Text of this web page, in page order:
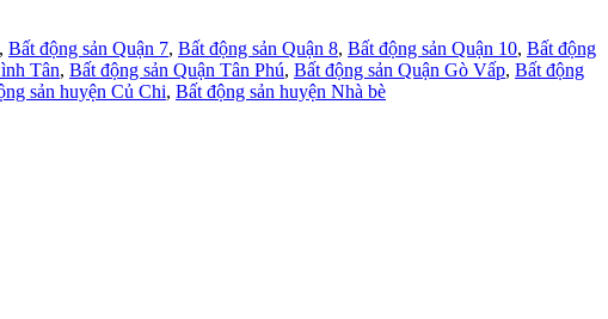
, Bất động sản Quận 7, Bất động sản Quận 8, Bất động sản Quận 10, Bất động
Tân, Bất động sản Quận Tân Phú, Bất động sản Quận Gò Vấp, Bất động
sản huyện Củ Chi, Bất động sản huyện Nhà bè